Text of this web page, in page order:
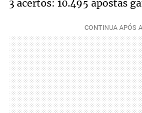
3 acertos: 10.495 apostas